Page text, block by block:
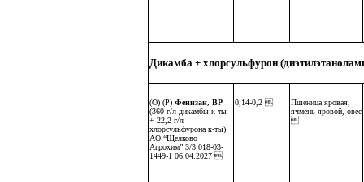
Дикамба + хлорсульфурон
(О) (Р) Фенизан, ВР
(360 г/л дикамбы к-ты
+ 22,2 г/л
хлорсульфурона к-ты)
АО “Щелково
Агрохим” 3/3 018-03-
1449-1 06.04.2027 
0,14-0,2 
Пшеница яровая,
ячмень яровой, овес
